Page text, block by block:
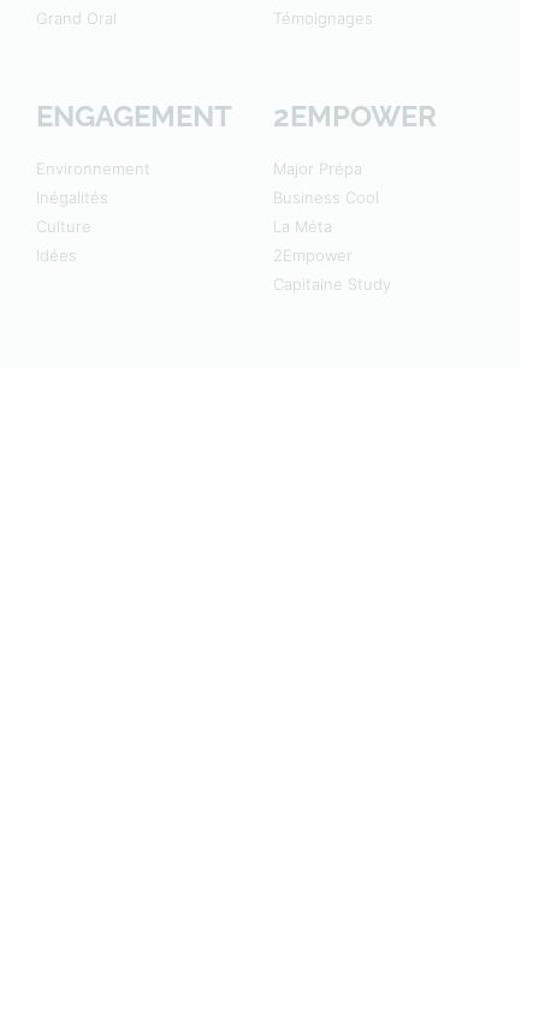
Grand Oral
Témoignages
ENGAGEMENT
Environnement
Inégalités
Culture
Idées
2EMPOWER
Major Prépa
Business Cool
La Méta
2Empower
Capitaine Study